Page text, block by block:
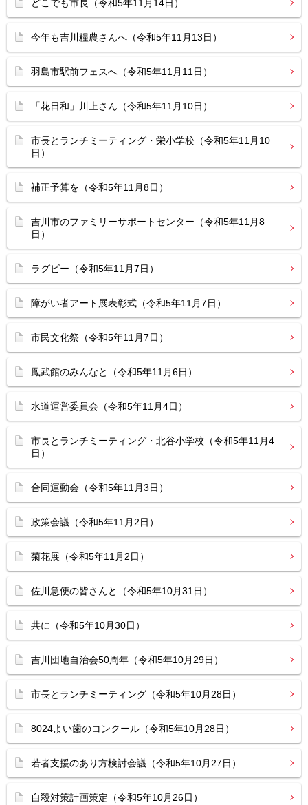
どこでも市長（令和5年11月14日）
今年も吉川糧農さんへ（令和5年11月13日）
羽島市駅前フェスへ（令和5年11月11日）
「花日和」川上さん（令和5年11月10日）
市長とランチミーティング・栄小学校（令和5年11月10
日）
補正予算を（令和5年11月8日）
吉川市のファミリーサポートセンター（令和5年11月8
日）
ラグビー（令和5年11月7日）
障がい者アート展表彰式（令和5年11月7日）
市民文化祭（令和5年11月7日）
鳳武館のみんなと（令和5年11月6日）
水道運営委員会（令和5年11月4日）
市長とランチミーティング・北谷小学校（令和5年11月4
日）
合同運動会（令和5年11月3日）
政策会議（令和5年11月2日）
菊花展（令和5年11月2日）
佐川急便の皆さんと（令和5年10月31日）
共に（令和5年10月30日）
吉川団地自治会50周年（令和5年10月29日）
市長とランチミーティング（令和5年10月28日）
8024よい歯のコンクール（令和5年10月28日）
若者支援のあり方検討会議（令和5年10月27日）
自殺対策計画策定（令和5年10月26日）